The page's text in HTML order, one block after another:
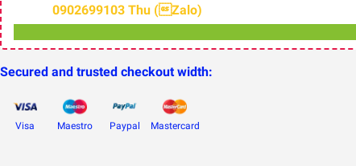
0902699103 Thu (Zalo)
Secured and trusted checkout width:
Visa Maestro Paypal Mastercard